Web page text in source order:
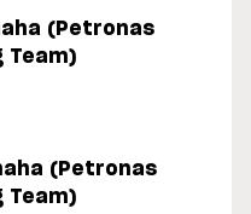
(Petronas
Team)
(Petronas
Team)